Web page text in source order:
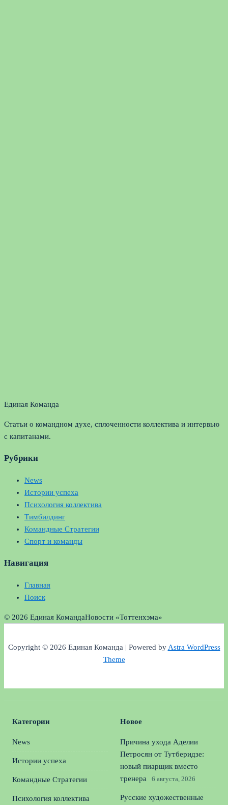
Единая Команда
Статьи о командном духе, сплоченности коллектива и интервью
с капитанами.
Рубрики
News
Истории успеха
Психология коллектива
Тимбилдинг
Командные Стратегии
Спорт и команды
Навигация
Главная
Поиск
© 2026 Единая КомандаНовости «Тоттенхэма»
Copyright © 2026 Единая Команда | Powered byAstra WordPress
Theme
Категории
News
Истории успеха
Командные Стратегии
Психология коллектива
Новое
Причина ухода Аделии
Петросян от Тутберидзе:
новый пиарщик вместо
тренера
6 августа, 2026
Русские художественные